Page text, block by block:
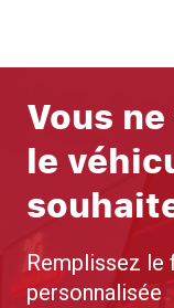
Vous
le
Remplissez le
personnalisée